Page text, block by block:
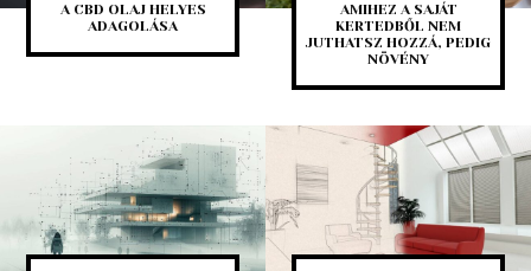
A CBD OLAJ HELYES
ADAGOLÁSA
AMIHEZ A SAJÁT
KERTEDBŐL NEM
JUTHATSZ HOZZÁ, PEDIG
NÖVÉNY